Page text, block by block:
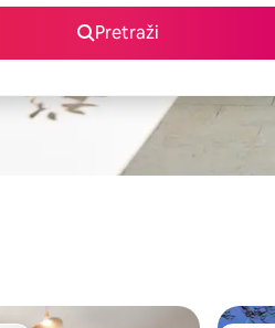
Pretraži